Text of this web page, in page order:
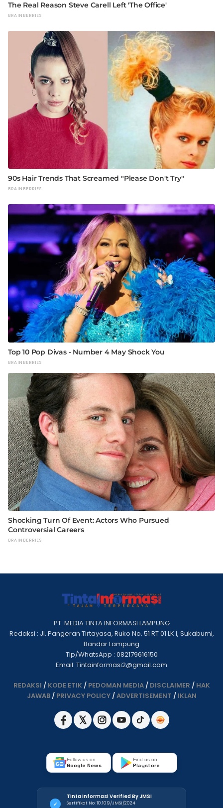
PT. MEDIA TINTA INFORMASI LAMPUNG
Redaksi : Jl. Pangeran Tirtayasa, Ruko No. 51 RT 01 LK I, Sukabumi,
Bandar Lampung
Tlp/WhatsApp : 082179616150
Email: Tintainformasi2@gmail.com
REDAKSI / KODE ETIK / PEDOMAN MEDIA/ DISCLAIMER / HAK
JAWAB/ PRIVACY POLICY/ADVERTISEMENT / IKLAN
Follow us on
Google News
Find us on
Playstore
✓
Tinta Informasi Verified By JMSI
Sertifikat No: 10.109/JMSI/2024